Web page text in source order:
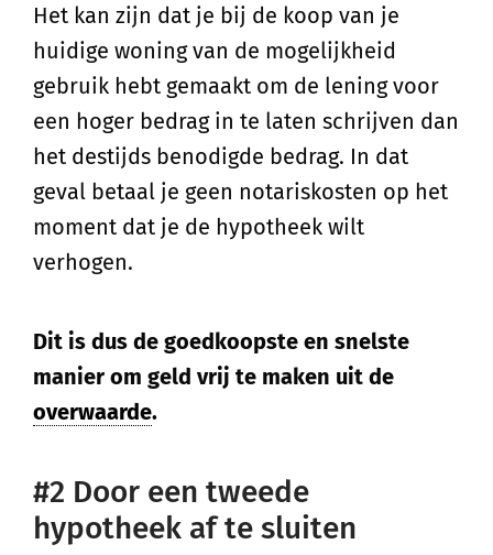
Het kan zijn dat je bij de koop van je
huidige woning van de mogelijkheid
gebruik hebt gemaakt om de lening voor
een hoger bedrag in te laten schrijven dan
het destijds benodigde bedrag. In dat
geval betaal je geen notariskosten op het
moment dat je de hypotheek wilt
verhogen.
Dit is dus de goedkoopste en snelste
manier om geld vrij te maken uit de
overwaarde.
#2 Door een tweede
hypotheek af te sluiten